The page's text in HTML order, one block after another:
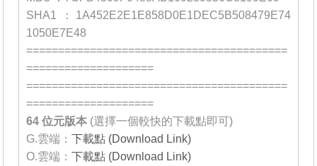
SHA1 ：1A452E2E1E858D0E1DEC5B508479E74
1050E7E48
=========================================
====================
=========================================
====================
64 位元版本 (選擇一個較快的下載點即可)
G.雲端：下載點 (Download Link)
O.雲端：下載點 (Download Link)